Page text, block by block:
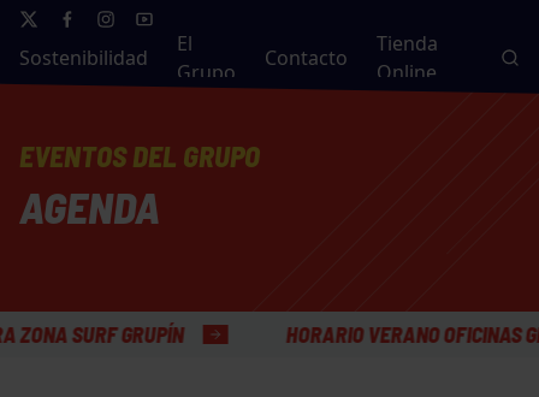
Sostenibilidad
El
Grupo
Contacto
Tienda
Online
EVENTOS DEL GRUPO
AGENDA
SURF GRUPÍN HORARIO VERANO OFICINAS